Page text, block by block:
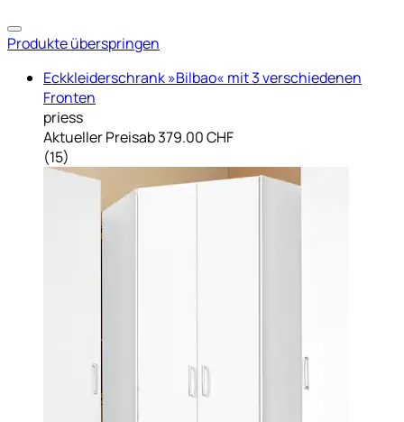
Produkte überspringen
Eckkleiderschrank »Bilbao« mit 3 verschiedenen
Fronten
priess
Aktueller Preisab379.00 CHF
(15)